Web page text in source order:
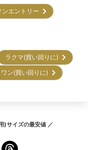
ンエントリー
ラクマ(買い回りに)
ワン(買い回りに)
)サイズの最安値 ／